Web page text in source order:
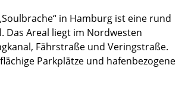
in Hamburg ist eine rund
Das Areal liegt im Nordwesten
Fährstraße und Veringstraße.
Parkplätze und hafenbezogene